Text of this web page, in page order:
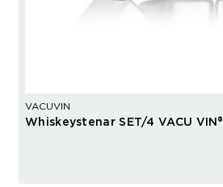
VACUVIN
Whiskeystenar SET/4 VACU VIN®